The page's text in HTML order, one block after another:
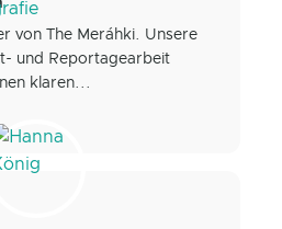
von The Meráhki. Unsere
und Reportagearbeit
klaren...